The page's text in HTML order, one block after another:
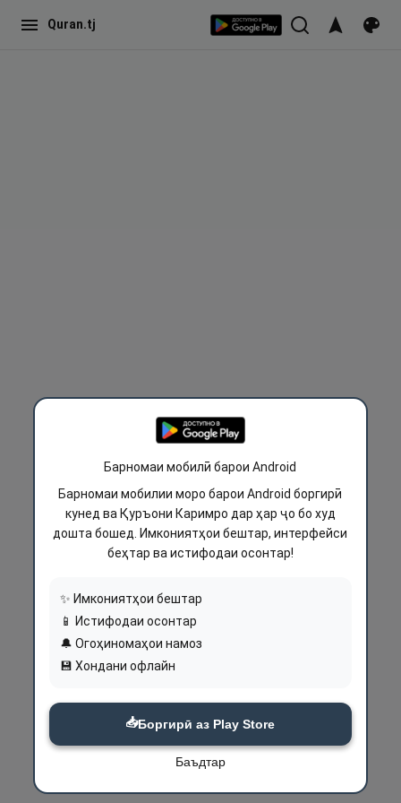
Quran.tj
Барномаи мобилӣ барои Android
Барномаи мобилии моро барои Android боргирӣ
кунед ва Қуръони Каримро дар ҳар ҷо бо худ
дошта бошед. Имкониятҳои бештар, интерфейси
беҳтар ва истифодаи осонтар!
✨ Имкониятҳои бештар
📱 Истифодаи осонтар
🔔 Огоҳиномаҳои намоз
💾 Хондани офлайн
📥Боргирӣ аз Play Store
Баъдтар